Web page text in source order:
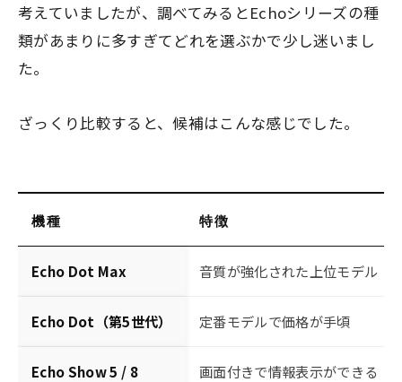
考えていましたが、調べてみるとEchoシリーズの種
類があまりに多すぎてどれを選ぶかで少し迷いまし
た。
ざっくり比較すると、候補はこんな感じでした。
機種 特徴
Echo Dot Max 音質が強化された上位モデル
Echo Dot（第5世代） 定番モデルで価格が手頃
Echo Show 5 / 8 画面付きで情報表示ができる